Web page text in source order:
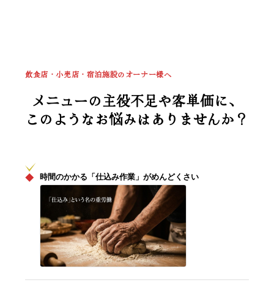
飲食店・小売店・宿泊施設のオーナー様へ
メニューの主役不足や客単価に、
このようなお悩みはありませんか？
◆ 時間のかかる「仕込み作業」がめんどくさい